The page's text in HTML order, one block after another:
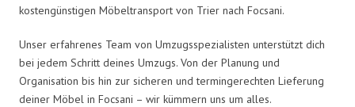
kostengünstigen Möbeltransport von Trier nach Focsani.
Unser erfahrenes Team von Umzugsspezialisten unterstützt dich
bei jedem Schritt deines Umzugs. Von der Planung und
Organisation bis hin zur sicheren und termingerechten Lieferung
deiner Möbel in Focsani – wir kümmern uns um alles.